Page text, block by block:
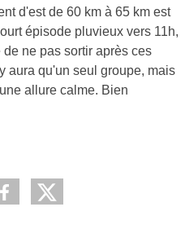
d'est de 60 km à 65 km est
épisode pluvieux vers 11h,
ne pas sortir après ces
aura qu'un seul groupe, mais
allure calme. Bien